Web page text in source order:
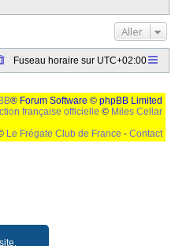
Aller
Fuseau horaire sur UTC+02:00
® Forum Software © phpBB Limited
française officielle © Miles Cellar
Le Frégate Club de France - Contact